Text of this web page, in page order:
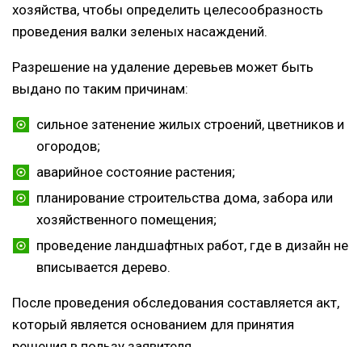
хозяйства, чтобы определить целесообразность
проведения валки зеленых насаждений.
Разрешение на удаление деревьев может быть
выдано по таким причинам:
сильное затенение жилых строений, цветников и
огородов;
аварийное состояние растения;
планирование строительства дома, забора или
хозяйственного помещения;
проведение ландшафтных работ, где в дизайн не
вписывается дерево.
После проведения обследования составляется акт,
который является основанием для принятия